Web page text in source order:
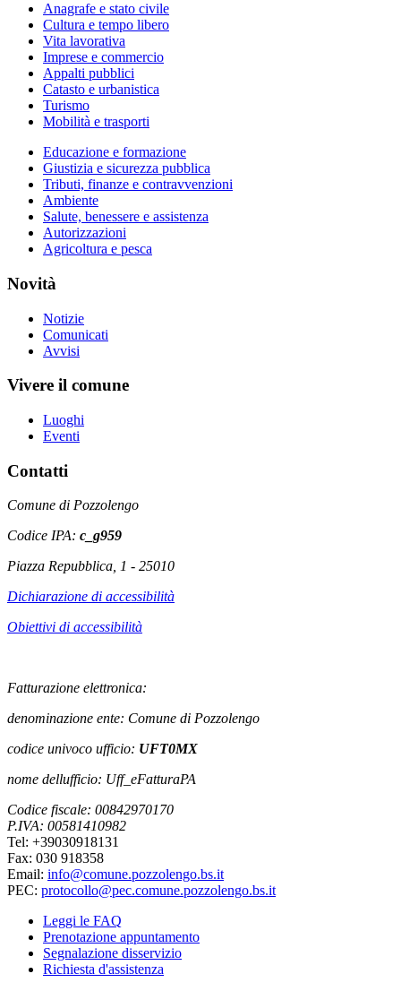
Anagrafe e stato civile
Cultura e tempo libero
Vita lavorativa
Imprese e commercio
Appalti pubblici
Catasto e urbanistica
Turismo
Mobilità e trasporti
Educazione e formazione
Giustizia e sicurezza pubblica
Tributi, finanze e contravvenzioni
Ambiente
Salute, benessere e assistenza
Autorizzazioni
Agricoltura e pesca
Novità
Notizie
Comunicati
Avvisi
Vivere il comune
Luoghi
Eventi
Contatti
Comune di Pozzolengo
Codice IPA: c_g959
Piazza Repubblica, 1 - 25010
Dichiarazione di accessibilità
Obiettivi di accessibilità
Fatturazione elettronica:
denominazione ente: Comune di Pozzolengo
codice univoco ufficio: UFT0MX
nome dellufficio: Uff_eFatturaPA
Codice fiscale: 00842970170
P.IVA: 00581410982
Tel: +39030918131
Fax: 030 918358
Email: info@comune.pozzolengo.bs.it
PEC: protocollo@pec.comune.pozzolengo.bs.it
Leggi le FAQ
Prenotazione appuntamento
Segnalazione disservizio
Richiesta d'assistenza